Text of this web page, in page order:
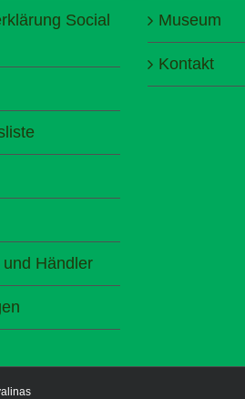
Social
Händler
Museum
Kontakt